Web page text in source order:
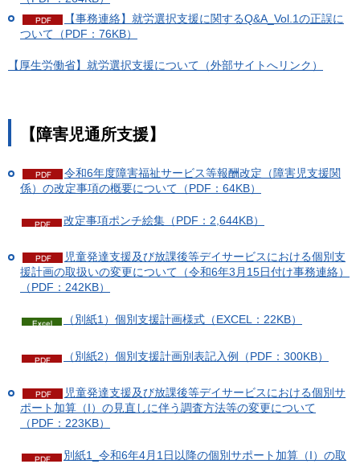
【事務連絡】就労選択支援に関するQ&A_Vol.1の正誤に
ついて（PDF：76KB）
【厚生労働省】就労選択支援について（外部サイトへリンク）
【障害児通所支援】
令和6年度障害福祉サービス等報酬改定（障害児支援関
係）の改定事項の概要について（PDF：64KB）
改定事項ポンチ絵集（PDF：2,644KB）
児童発達支援及び放課後等デイサービスにおける個別支
援計画の取扱いの変更について（令和6年3月15日付け事務連絡）
（PDF：242KB）
（別紙1）個別支援計画様式（EXCEL：22KB）
（別紙2）個別支援計画別表記入例（PDF：300KB）
児童発達支援及び放課後等デイサービスにおける個別サ
ポート加算（I）の見直しに伴う調査方法等の変更について
（PDF：223KB）
別紙1_令和6年4月1日以降の個別サポート加算（I）の取